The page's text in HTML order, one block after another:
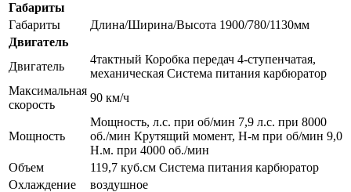
Габариты
Габариты
Длина/Ширина/Высота 1900/780/1130мм
Двигатель
Двигатель
4тактный Коробка передач 4-ступенчатая,
механическая Система питания карбюратор
Максимальная
скорость
90 км/ч
Мощность
Мощность, л.с. при об/мин 7,9 л.с. при 8000
об./мин Крутящий момент, Н-м при об/мин 9,0
Н.м. при 4000 об./мин
Объем
119,7 куб.см Система питания карбюратор
Охлаждение
воздушное